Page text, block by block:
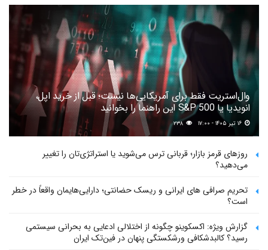
وال‌استریت فقط برای آمریکایی‌ها نیست؛ قبل از خرید اپل،
انویدیا یا S&P 500 این راهنما را بخوانید
۲۳۸
روزهای قرمز بازار؛ قربانی ترس می‌شوید یا استراتژی‌تان را تغییر
می‌دهید؟
تحریم صرافی های ایرانی و ریسک حضانتی؛ دارایی‌هایمان واقعاً در خطر
است؟
گزارش ویژه: اکسکوینو چگونه از اختلالی ادعایی به بحرانی سیستمی
رسید؟ کالبدشکافی ورشکستگی پنهان در فین‌تک ایران